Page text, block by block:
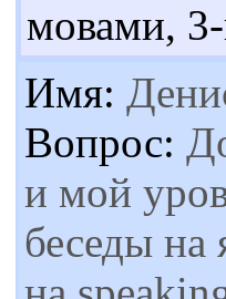
мовами,
Имя:
Вопрос:
и мой
беседы на